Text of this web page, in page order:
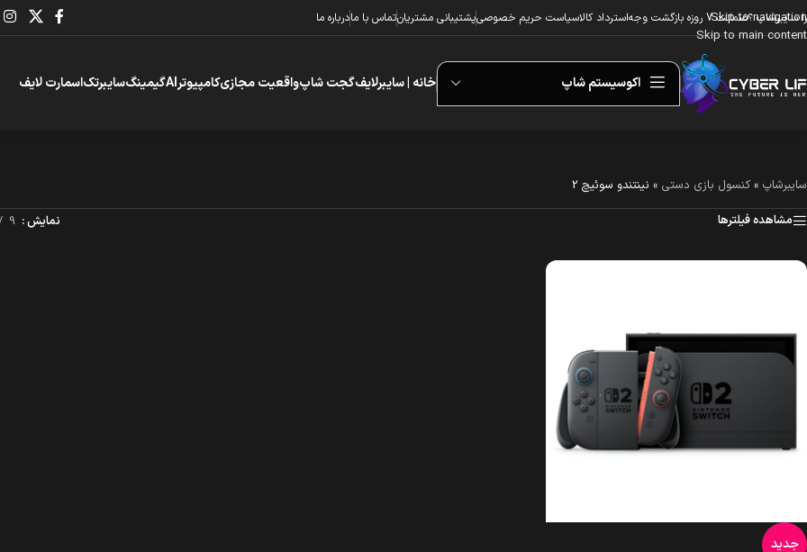
Skip to navigation
Skip to main content
سایبرشاپ ؟ضمانت 7 روزه بازگشت وجه استرداد کالاسیاست حریم خصوصیپشتیبانی مشتریانتماس با مادرباره ما
اکوسیستم شاپ خانه | سایبرلایفگجت شاپواقعیت مجازیکامپیوترAIگیمینگسایبرتکاسمارت لایف
سایبرشاپ »کنسول بازی دستی » نینتندو سوئیچ 2
مشاهده فیلترها
نمایش 9
جدید